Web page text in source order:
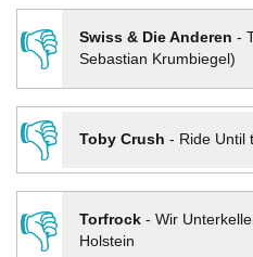
👎
Swiss & Die Anderen -
Sebastian Krumbiegel)
👎
Toby Crush - Ride Until
👎
Torfrock- Wir
Holstein